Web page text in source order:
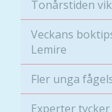
Tonårstiden
Veckans
Lemire
Fler unga
Experter